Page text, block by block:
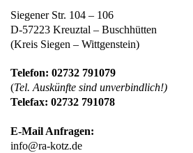
Siegener Str. 104 – 106
D-57223 Kreuztal – Buschhütten
(Kreis Siegen – Wittgenstein)
Telefon: 02732 791079
(Tel. Auskünfte sind unverbindlich!)
Telefax: 02732 791078
E-Mail Anfragen:
info@ra-kotz.de